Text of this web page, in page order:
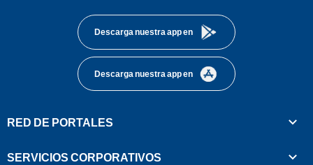
Descarga nuestra app en
Descarga nuestra app en
RED DE PORTALES
SERVICIOS CORPORATIVOS